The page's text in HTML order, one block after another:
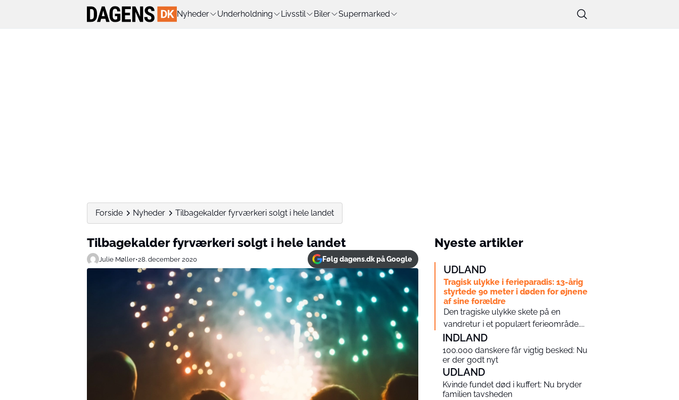
Nyheder Underholdning Livsstil Biler Supermarked
Forside Nyheder Tilbagekalder fyrværkeri solgt i hele landet
Tilbagekalder fyrværkeri solgt i hele landet
Julie Møller•28. december 2020 Følg dagens.dk på Google
Nyeste artikler
UDLAND
Tragisk ulykke i ferieparadis: 13-årig
styrtede 90 meter i døden for øjnene
af sine forældre
Den tragiske ulykke skete på en
vandretur i et populært ferieområde....
INDLAND
100.000 danskere får vigtig besked: Nu
er der godt nyt
UDLAND
Kvinde fundet død i kuffert: Nu bryder
familien tavsheden